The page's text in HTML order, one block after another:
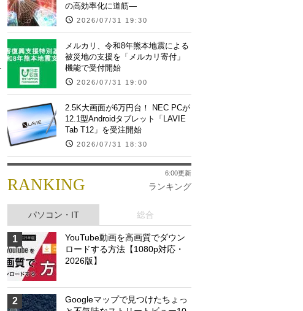
の高効率化に道筋―
2026/07/31 19:30
メルカリ、令和8年熊本地震による
被災地の支援を「メルカリ寄付」
機能で受付開始
2026/07/31 19:00
2.5K大画面が6万円台！ NEC PCが
12.1型Androidタブレット「LAVIE
Tab T12」を受注開始
2026/07/31 18:30
RANKING ランキング
6:00更新
パソコン・IT 総合
1
YouTube動画を高画質でダウン
ロードする方法【1080p対応・
2026版】
2
Googleマップで見つけたちょっ